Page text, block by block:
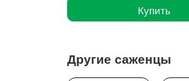
Купить
Другие саженцы